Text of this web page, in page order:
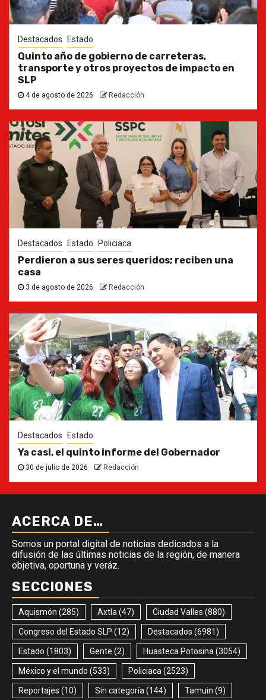
Destacados Estado
Quinto año de gobierno de carreteras,
transporte y otros proyectos de impacto en
SLP
4 de agosto de 2026 Redacción
Destacados Estado Policiaca
Perdieron a sus seres queridos; reciben una
casa
3 de agosto de 2026 Redacción
Destacados Estado
Ya casi, el quinto informe del Gobernador
30 de julio de 2026 Redacción
ACERCA DE…
Somos un portal digital de noticias dedicados a la
difusión de las últimas noticias de la región, de manera
objetiva, oportuna y veráz.
SECCIONES
Aquismón (285) Axtla (47) Ciudad Valles (880)
Congreso del Estado SLP (12) Destacados (6981)
Estado (1803) Gente (2) Huasteca Potosina (3054)
México y el mundo (533) Policiaca (2523)
Reportajes (10) Sin categoría (144) Tamuin (9)